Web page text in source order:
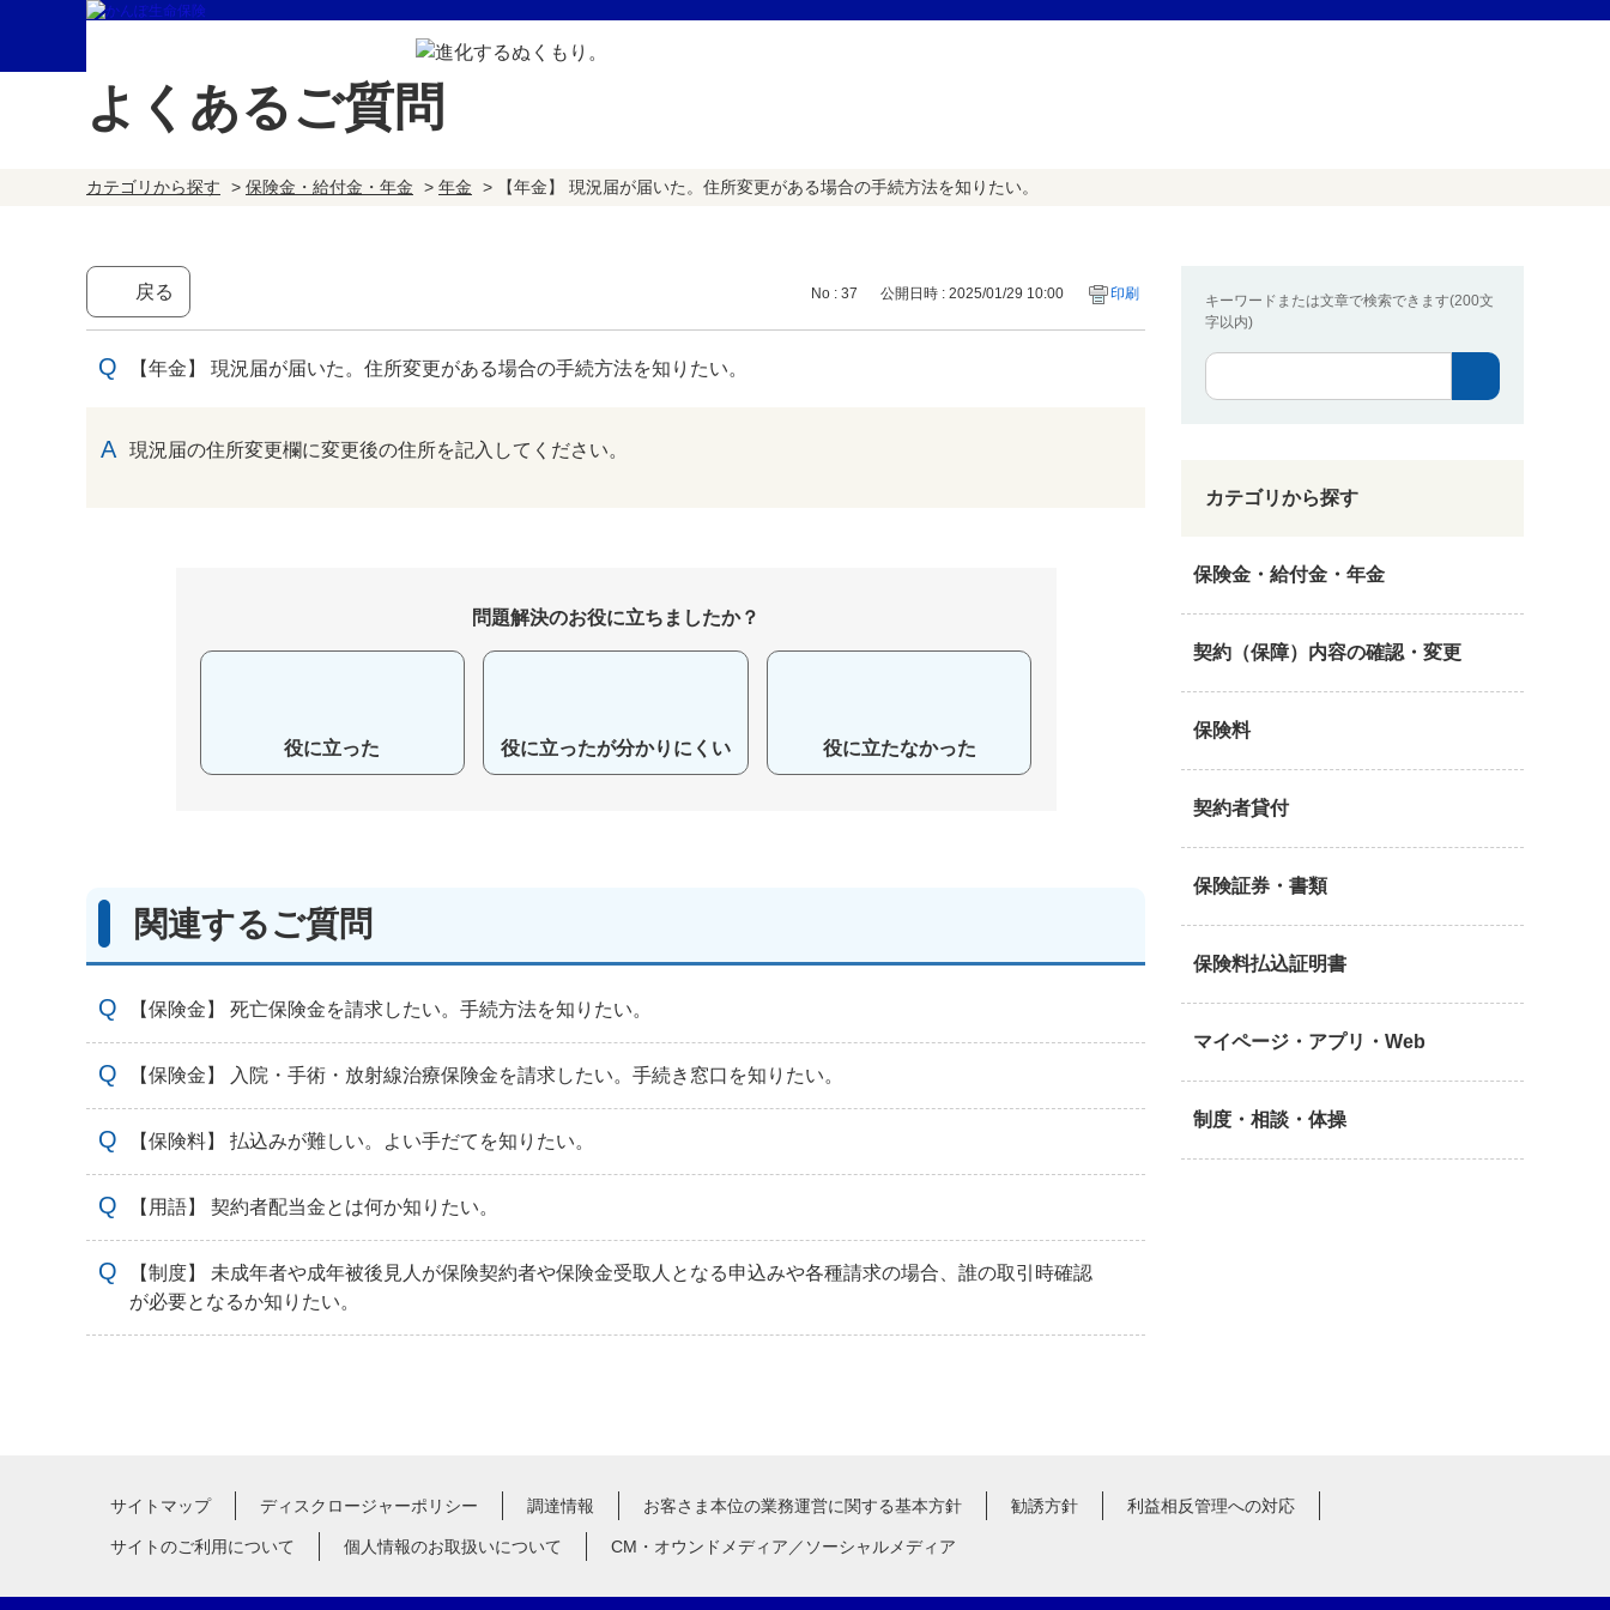
よくあるご質問
カテゴリから探す > 保険金・給付金・年金 > 年金 > 【年金】 現況届が届いた。住所変更がある場合の手続方法を知りたい。
キーワードまたは文章で検索できます(200文
字以内)
カテゴリから探す
保険金・給付金・年金
契約（保障）内容の確認・変更
保険料
契約者貸付
保険証券・書類
保険料払込証明書
マイページ・アプリ・Web
制度・相談・体操
戻る No : 37 公開日時 : 2025/01/29 10:00 印刷
【年金】 現況届が届いた。住所変更がある場合の手続方法を知りたい。
現況届の住所変更欄に変更後の住所を記入してください。
問題解決のお役に立ちましたか？
役に立った 役に立ったが分かりにくい 役に立たなかった
関連するご質問
【保険金】 死亡保険金を請求したい。手続方法を知りたい。
【保険金】 入院・手術・放射線治療保険金を請求したい。手続き窓口を知りたい。
【保険料】 払込みが難しい。よい手だてを知りたい。
【用語】 契約者配当金とは何か知りたい。
【制度】 未成年者や成年被後見人が保険契約者や保険金受取人となる申込みや各種請求の場合、誰の取引時確認
が必要となるか知りたい。
サイトマップ ディスクロージャーポリシー 調達情報 お客さま本位の業務運営に関する基本方針 勧誘方針 利益相反管理への対応
サイトのご利用について 個人情報のお取扱いについて CM・オウンドメディア／ソーシャルメディア